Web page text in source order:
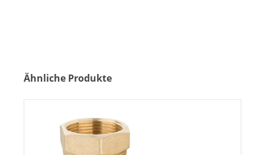
Produktgalerie überspringen
Ähnliche Produkte